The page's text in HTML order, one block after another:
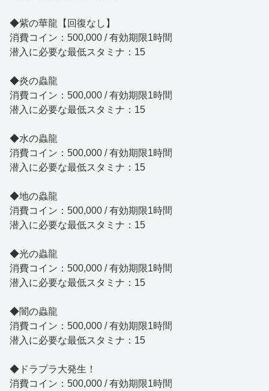
◆紫の華龍【回復なし】
消費コイン：500,000 / 有効期限1時間
潜入に必要な最低スタミナ：15
◆炎の蟲龍
消費コイン：500,000 / 有効期限1時間
潜入に必要な最低スタミナ：15
◆水の蟲龍
消費コイン：500,000 / 有効期限1時間
潜入に必要な最低スタミナ：15
◆地の蟲龍
消費コイン：500,000 / 有効期限1時間
潜入に必要な最低スタミナ：15
◆光の蟲龍
消費コイン：500,000 / 有効期限1時間
潜入に必要な最低スタミナ：15
◆闇の蟲龍
消費コイン：500,000 / 有効期限1時間
潜入に必要な最低スタミナ：15
◆ドラプラ大発生！
消費コイン：500,000 / 有効期限1時間